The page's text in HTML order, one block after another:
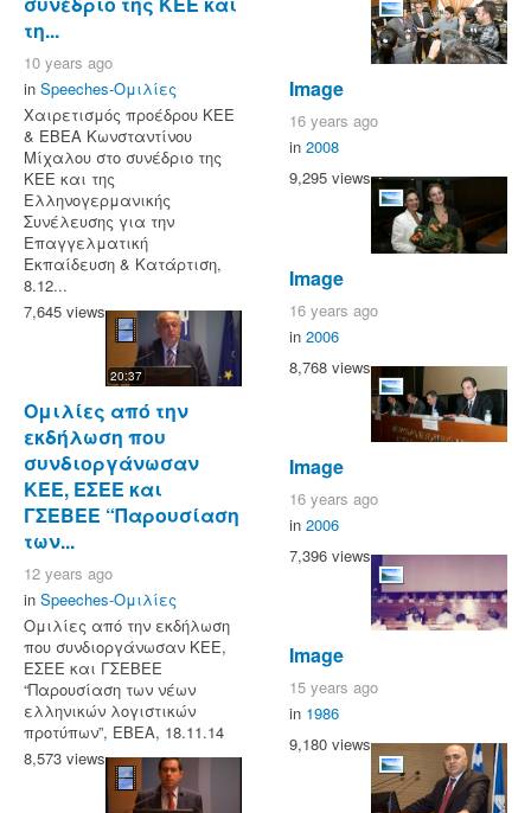
τη...
10 years ago
in Speeches-Ομιλίες
Χαιρετισμός προέδρου ΚΕΕ
& ΕΒΕΑ Κωνσταντίνου
Μίχαλου στο συνέδριο της
ΚΕΕ και της
Ελληνογερμανικής
Συνέλευσης για την
Επαγγελματική
Εκπαίδευση & Κατάρτιση,
8.12...
7,645 views
20:37
Ομιλίες από την
εκδήλωση που
συνδιοργάνωσαν
ΚΕΕ, ΕΣΕΕ και
ΓΣΕΒΕΕ “Παρουσίαση
των...
12 years ago
in Speeches-Ομιλίες
Ομιλίες από την εκδήλωση
που συνδιοργάνωσαν ΚΕΕ,
ΕΣΕΕ και ΓΣΕΒΕΕ
“Παρουσίαση των νέων
ελληνικών λογιστικών
προτύπων”, ΕΒΕΑ, 18.11.14
8,573 views
Image
16 years ago
in 2008
9,295 views
Image
16 years ago
in 2006
8,768 views
Image
16 years ago
in 2006
7,396 views
Image
15 years ago
in 1986
9,180 views